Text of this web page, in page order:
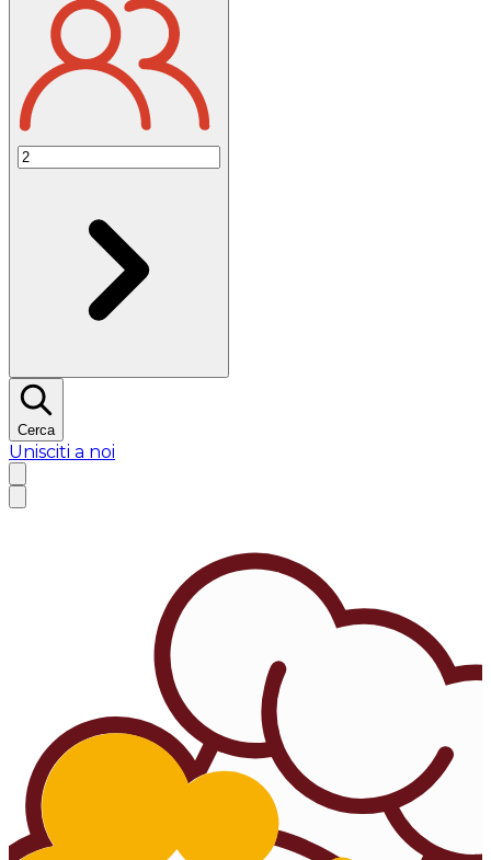
Cerca
Unisciti a noi